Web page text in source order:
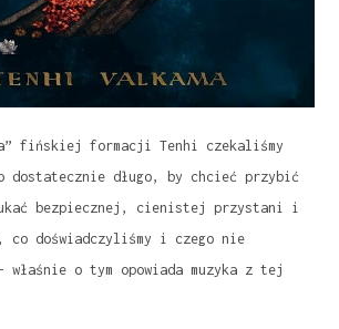
fińskiej formacji Tenhi czekaliśmy
dostatecznie długo, by chcieć przybić
bezpiecznej, cienistej przystani i
co doświadczyliśmy i czego nie
właśnie o tym opowiada muzyka z tej